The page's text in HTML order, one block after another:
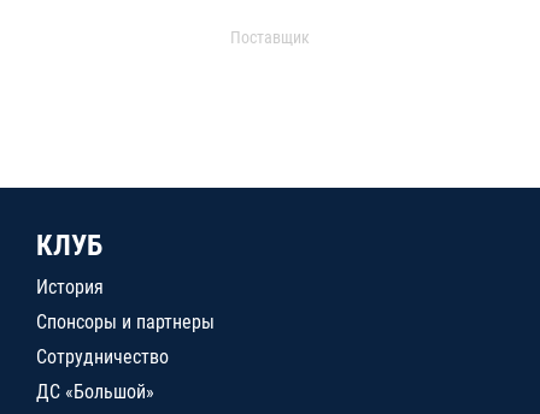
Поставщик
КЛУБ
История
Спонсоры и партнеры
Сотрудничество
ДС «Большой»